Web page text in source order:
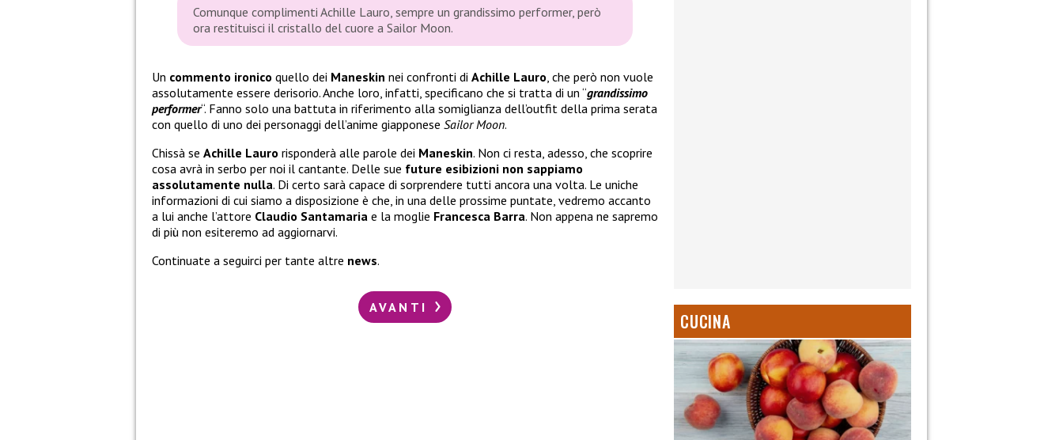
Comunque complimenti Achille Lauro, sempre un grandissimo performer, però
ora restituisci il cristallo del cuore a Sailor Moon.
Un commento ironico quello dei Maneskin nei confronti di Achille Lauro, che però non vuole
assolutamente essere derisorio. Anche loro, infatti, specificano che si tratta di un “grandissimo
performer“. Fanno solo una battuta in riferimento alla somiglianza dell’outfit della prima serata
con quello di uno dei personaggi dell’anime giapponese Sailor Moon.
Chissà se Achille Lauro risponderà alle parole dei Maneskin. Non ci resta, adesso, che scoprire
cosa avrà in serbo per noi il cantante. Delle sue future esibizioni non sappiamo
assolutamente nulla. Di certo sarà capace di sorprendere tutti ancora una volta. Le uniche
informazioni di cui siamo a disposizione è che, in una delle prossime puntate, vedremo accanto
a lui anche l’attore Claudio Santamaria e la moglie Francesca Barra. Non appena ne sapremo
di più non esiteremo ad aggiornarvi.
Continuate a seguirci per tante altre news.
AVANTI
CUCINA